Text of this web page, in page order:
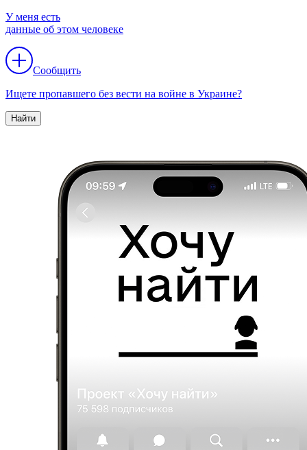
У меня есть
данные об этом человеке
Сообщить
Ищете пропавшего без вести на войне в Украине?
Найти